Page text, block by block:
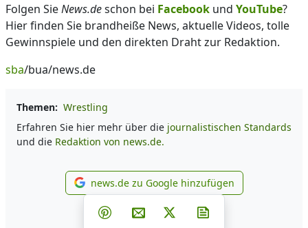
Folgen SieNews.deschon bei Facebook und YouTube?
Hier finden Sie brandheiße News, aktuelle Videos, tolle
Gewinnspiele und den direkten Draht zur Redaktion.
sba/bua/news.de
Themen: Wrestling
Erfahren Sie hier mehr über die journalistischen Standards
und die Redaktion von news.de.
news.de zu Google
news.de zu Google hinzufügen
Teilen auf Facebook
Teilen auf Whatsapp
Teilen auf Telegram
Teilen auf Pinterest
Per E-Mail teilen
Post auf X